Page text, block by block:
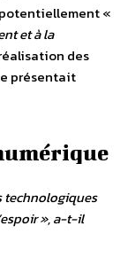
«
et à la
des
présentait
technologiques
», a-t-il